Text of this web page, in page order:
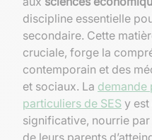
discipline essentielle
secondaire. Cette
cruciale, forge la
contemporain et des
et sociaux. La demande
particuliers de SES y
significative, nourrie
de leurs parents